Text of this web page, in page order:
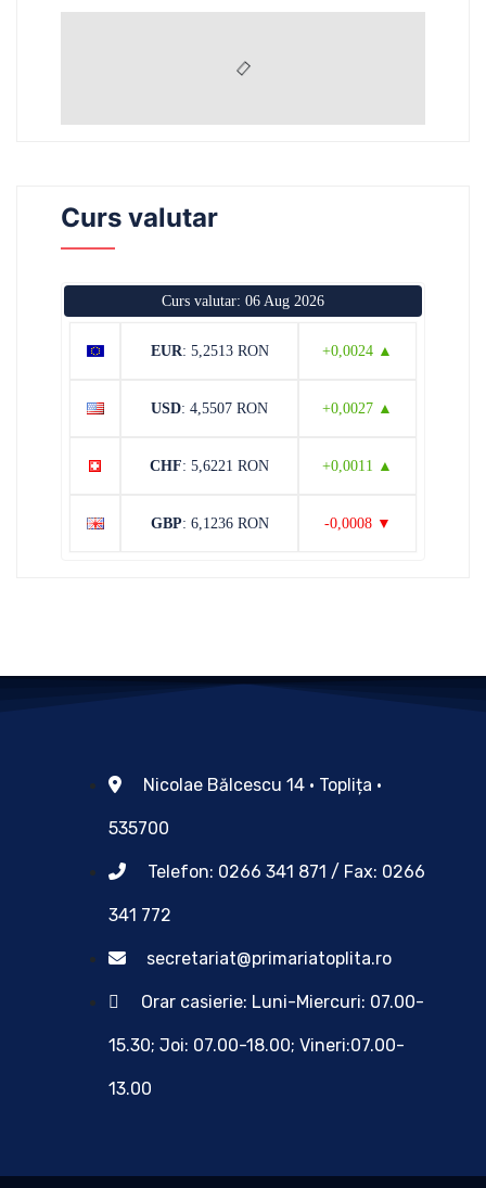
Curs valutar
Curs valutar: 06 Aug 2026
EUR: 5,2513 RON +0,0024 ▲
USD: 4,5507 RON +0,0027 ▲
CHF: 5,6221 RON +0,0011 ▲
GBP: 6,1236 RON -0,0008 ▼
Nicolae Bălcescu 14 • Toplița •
535700
Telefon: 0266 341 871 / Fax: 0266
341 772
secretariat@primariatoplita.ro
Orar casierie: Luni-Miercuri: 07.00-
15.30; Joi: 07.00-18.00; Vineri:07.00-
13.00